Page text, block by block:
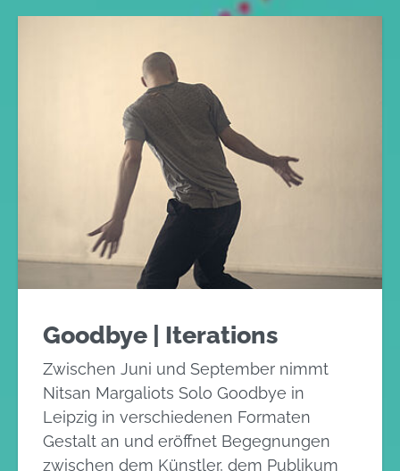
Goodbye | Iterations
Zwischen Juni und September nimmt
Nitsan Margaliots Solo Goodbye in
Leipzig in verschiedenen Formaten
Gestalt an und eröffnet Begegnungen
zwischen dem Künstler, dem Publikum